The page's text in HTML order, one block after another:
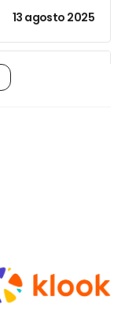
13 agosto 2025